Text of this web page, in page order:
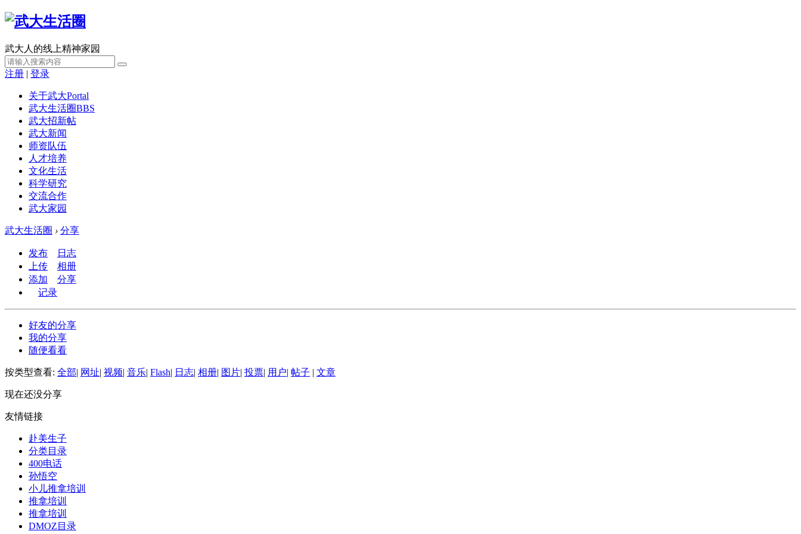
武大人的线上精神家园
注册 | 登录
关于武大Portal
武大生活圈BBS
武大招新帖
武大新闻
师资队伍
人才培养
文化生活
科学研究
交流合作
武大家园
武大生活圈 › 分享
发布
日志
上传
相册
添加
分享
记录
好友的分享
我的分享
随便看看
按类型查看: 全部| 网址| 视频| 音乐| Flash| 日志| 相册| 图片| 投票| 用户| 帖子 | 文章
现在还没分享
友情链接
赴美生子
分类目录
400电话
孙悟空
小儿推拿培训
推拿培训
推拿培训
DMOZ目录